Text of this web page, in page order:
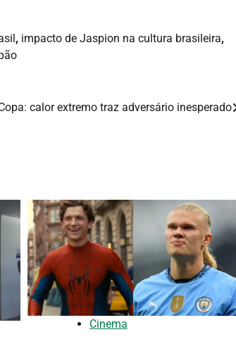
, impacto de Jaspion na cultura brasileira,
calor extremo traz adversário inesperado
Cinema